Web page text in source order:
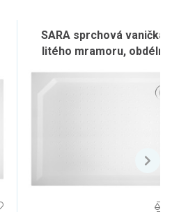
SARA sprchová vanička z
litého mramoru, obdélník